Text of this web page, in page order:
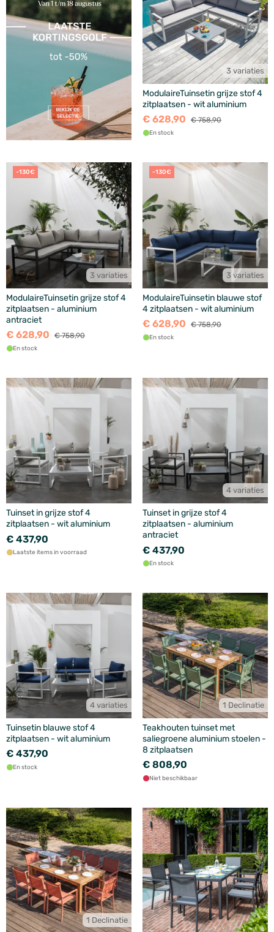
3 variaties
ModulaireTuinsetin grijze stof 4
zitplaatsen - wit aluminium
€ 628,90 € 758,90
En stock
-130€
3 variaties
ModulaireTuinsetin grijze stof 4
zitplaatsen - aluminium
antraciet
€ 628,90 € 758,90
En stock
-130€
3 variaties
ModulaireTuinsetin blauwe stof
4 zitplaatsen - wit aluminium
€ 628,90 € 758,90
En stock
Tuinset in grijze stof 4
zitplaatsen - wit aluminium
€ 437,90
Laatste items in voorraad
4 variaties
Tuinset in grijze stof 4
zitplaatsen - aluminium
antraciet
€ 437,90
En stock
4 variaties
Tuinsetin blauwe stof 4
zitplaatsen - wit aluminium
€ 437,90
En stock
1 Declinatie
Teakhouten tuinset met
saliegroene aluminium stoelen -
8 zitplaatsen
€ 808,90
Niet beschikbaar
1 Declinatie